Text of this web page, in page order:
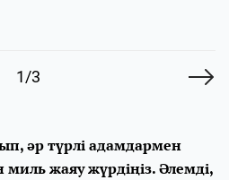
1/3
әр түрлі адамдармен
миль жаяу жүрдіңіз. Әлемді,